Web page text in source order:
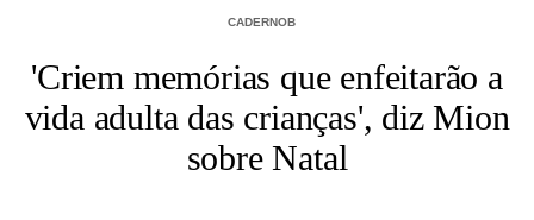
CADERNOB
'Criem memórias que enfeitarão a
vida adulta das crianças', diz Mion
sobre Natal